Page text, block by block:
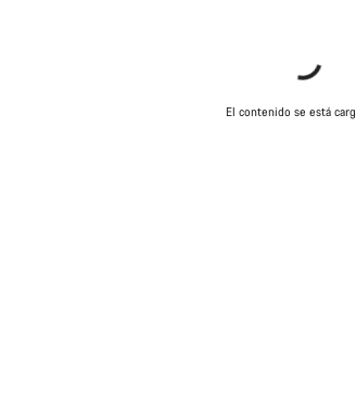
El contenido se está